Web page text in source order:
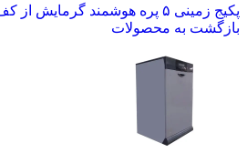
پکیج زمینی ۵ پره هوشمند گرمایش از کف فن دار شوفاژکار
بازگشت به محصولات